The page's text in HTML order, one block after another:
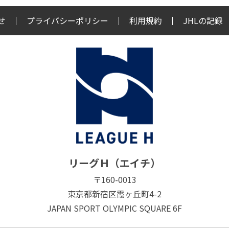
プライバシーポリシー 利用規約 JHLの記録
リーグＨ（エイチ）
〒160-0013
東京都新宿区霞ヶ丘町4-2
JAPAN SPORT OLYMPIC SQUARE 6F